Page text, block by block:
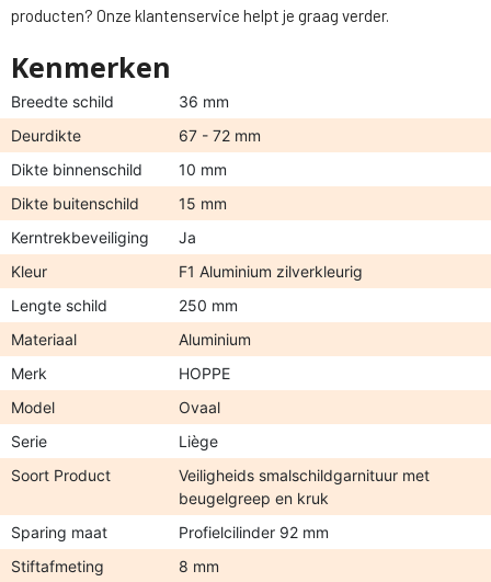
producten? Onze klantenservice helpt je graag verder.
Kenmerken
Breedte schild
36 mm
Deurdikte
67 - 72 mm
Dikte binnenschild
10 mm
Dikte buitenschild
15 mm
Kerntrekbeveiliging
Ja
Kleur
F1 Aluminium zilverkleurig
Lengte schild
250 mm
Materiaal
Aluminium
Merk
HOPPE
Model
Ovaal
Serie
Liège
Soort Product
Veiligheids smalschildgarnituur met
beugelgreep en kruk
Sparing maat
Profielcilinder 92 mm
Stiftafmeting
8 mm